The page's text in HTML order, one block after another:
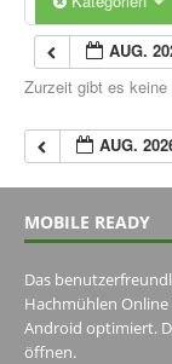
AUG.
Zurzeit gibt es keine
AUG.
MOBILE READY
Das
Hachmühlen
Android optimiert.
öffnen.